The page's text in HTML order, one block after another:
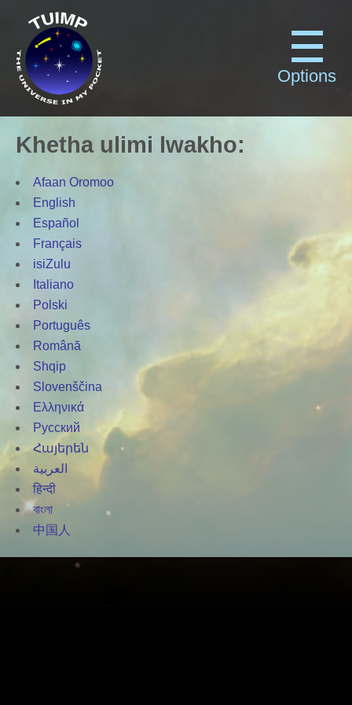
Options
Khetha ulimi lwakho:
Afaan Oromoo
English
Español
Français
isiZulu
Italiano
Polski
Português
Română
Shqip
Slovenščina
Ελληνικά
Русский
Հայերեն
العربية
हिन्दी
বাংলা
中国人